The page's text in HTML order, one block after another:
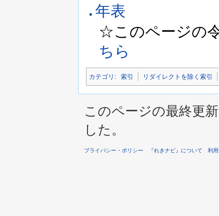
年表
☆このページの
ちら
カテゴリ : 索引 リダイレクトを除く索引
このページの最終更
した。
プライバシー・ポリシー 『れきナビ』について 利